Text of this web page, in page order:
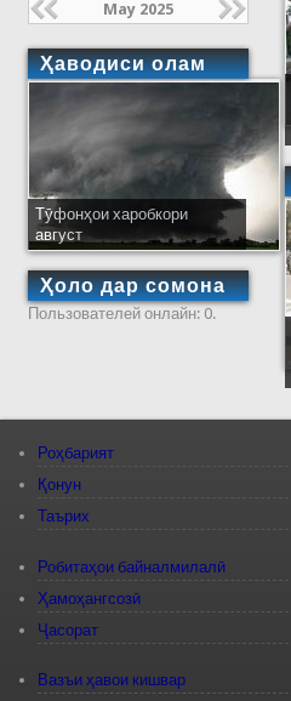
May 2025
Ҳаводиси олам
Тӯфонҳои харобкори
август
Ҳоло дар сомона
Пользователей онлайн: 0.
Роҳбарият
Қонун
Таърих
Робитаҳои байналмилалӣ
Ҳамоҳангсозӣ
Ҷасорат
Вазъи ҳавои кишвар